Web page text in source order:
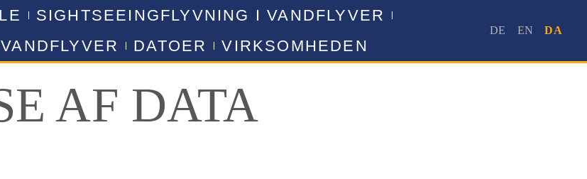
SIGHTSEEINGFLYVNING I VANDFLYVER
DATOER VIRKSOMHEDEN
AF DATA